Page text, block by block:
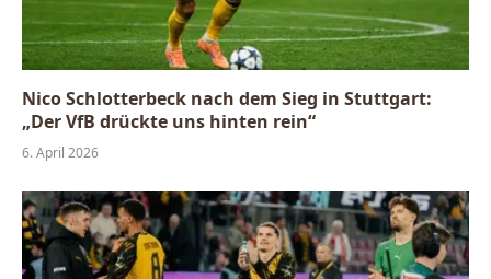
Nico Schlotterbeck nach dem Sieg in Stuttgart:
„Der VfB drückte uns hinten rein“
6. April 2026